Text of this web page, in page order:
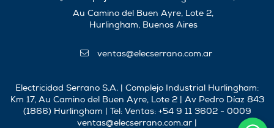
Au Camino del Buen Ayre, Lote 2,
Hurlingham, Buenos Aires
ventas@elecserrano.com.ar
Electricidad Serrano S.A. | Complejo Industrial Hurlingham:
Km 17, Au Camino del Buen Ayre, Lote 2 | Av Pedro Díaz 843
(1866) Hurlingham | Tel: Ventas: +54 9 11 3602 - 0009
ventas@elecserrano.com.ar |